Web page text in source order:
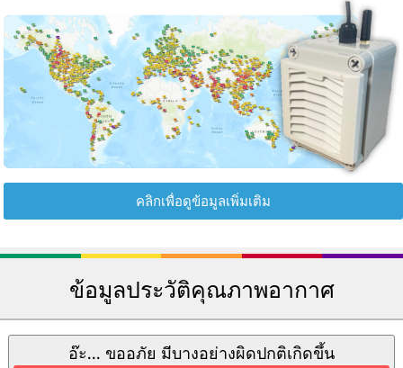
คลิกเพื่อดูข้อมูลเพิ่มเติม
ข้อมูลประวัติคุณภาพอากาศ
อ๊ะ... ขออภัย มีบางอย่างผิดปกติเกิดขึ้น